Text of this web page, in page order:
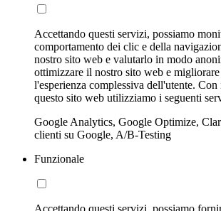
Accettando questi servizi, possiamo
comportamento dei clic e della
nostro sito web e valutarlo in modo
ottimizzare il nostro sito web e
l'esperienza complessiva dell'utente. Con
questo sito web utilizziamo i seguenti
Google Analytics, Google Optimize,
clienti su Google, A/B-Testing
Funzionale
Accettando questi servizi, possiamo